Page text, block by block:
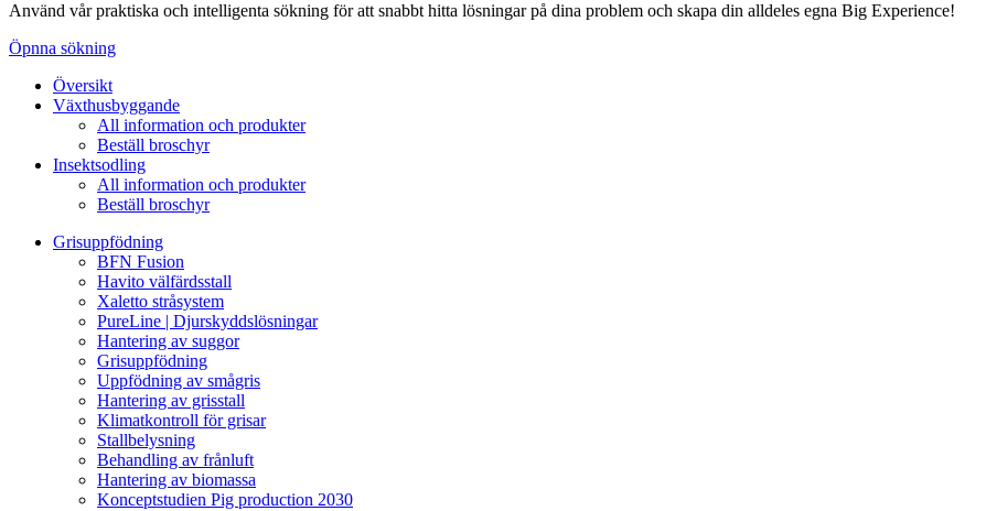
Använd vår praktiska och intelligenta sökning för att snabbt hitta lösningar på dina problem och skapa din alldeles egna Big Experience!
Öpnna sökning
Översikt
Växthusbyggande
All information och produkter
Beställ broschyr
Insektsodling
All information och produkter
Beställ broschyr
Grisuppfödning
BFN Fusion
Havito välfärdsstall
Xaletto stråsystem
PureLine | Djurskyddslösningar
Hantering av suggor
Grisuppfödning
Uppfödning av smågris
Hantering av grisstall
Klimatkontroll för grisar
Stallbelysning
Behandling av frånluft
Hantering av biomassa
Konceptstudien Pig production 2030